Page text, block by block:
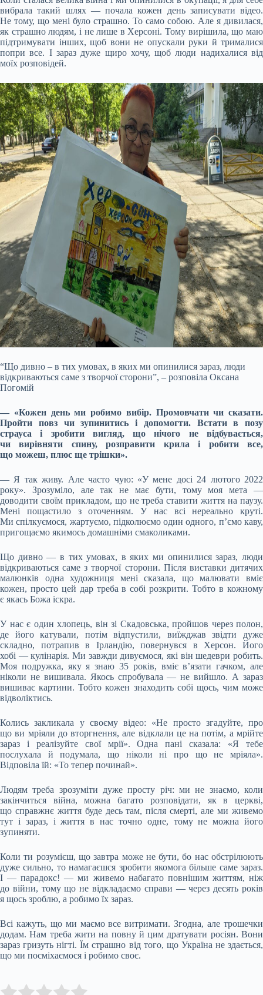
вибрала такий шлях — почала кожен день записувати відео.
Не тому, що мені було страшно. То само собою. Але я дивилася,
як страшно людям, і не лише в Херсоні. Тому вирішила, що маю
підтримувати інших, щоб вони не опускали руки й трималися
попри все. І зараз дуже щиро хочу, щоб люди надихалися від
моїх розповідей.
“Що дивно – в тих умовах, в яких ми опинилися зараз, люди
відкриваються саме з творчої сторони”, – розповіла Оксана
Погомій
— «Кожен день ми робимо вибір. Промовчати чи сказати.
Пройти повз чи зупинитись і допомогти. Встати в позу
страуса і зробити вигляд, що нічого не відбувається,
чи вирівняти спину, розправити крила і робити все,
що можеш, плюс ще трішки».
— Я так живу. Але часто чую: «У мене досі 24 лютого 2022
року». Зрозуміло, але так не має бути, тому моя мета —
доводити своїм прикладом, що не треба ставити життя на паузу.
Мені пощастило з оточенням. У нас всі нереально круті.
Ми спілкуємося, жартуємо, підколюємо один одного, п’ємо каву,
пригощаємо якимось домашніми смаколиками.
Що дивно — в тих умовах, в яких ми опинилися зараз, люди
відкриваються саме з творчої сторони. Після виставки дитячих
малюнків одна художниця мені сказала, що малювати вміє
кожен, просто цей дар треба в собі розкрити. Тобто в кожному
є якась Божа іскра.
У нас є один хлопець, він зі Скадовська, пройшов через полон,
де його катували, потім відпустили, виїжджав звідти дуже
складно, потрапив в Ірландію, повернувся в Херсон. Його
хобі — кулінарія. Ми завжди дивуємося, які він шедеври робить.
Моя подружка, яку я знаю 35 років, вміє в’язати гачком, але
ніколи не вишивала. Якось спробувала — не вийшло. А зараз
вишиває картини. Тобто кожен знаходить собі щось, чим може
відволіктись.
Колись закликала у своєму відео: «Не просто згадуйте, про
що ви мріяли до вторгнення, але відклали це на потім, а мрійте
зараз і реалізуйте свої мрії». Одна пані сказала: «Я тебе
послухала й подумала, що ніколи ні про що не мріяла».
Відповіла їй: «То тепер починай».
Людям треба зрозуміти дуже просту річ: ми не знаємо, коли
закінчиться війна, можна багато розповідати, як в церкві,
що справжнє життя буде десь там, після смерті, але ми живемо
тут і зараз, і життя в нас точно одне, тому не можна його
зупиняти.
Коли ти розумієш, що завтра може не бути, бо нас обстрілюють
дуже сильно, то намагаєшся зробити якомога більше саме зараз.
І — парадокс! — ми живемо набагато повнішим життям, ніж
до війни, тому що не відкладаємо справи — через десять років
я щось зроблю, а робимо їх зараз.
Всі кажуть, що ми маємо все витримати. Згодна, але трошечки
додам. Нам треба жити на повну й цим дратувати росіян. Вони
зараз гризуть нігті. Їм страшно від того, що Україна не здається,
що ми посміхаємося і робимо своє.
Rate this item: